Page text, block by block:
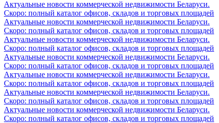
Актуальные новости коммерческой недвижимости Беларуси.
Скоро: полный каталог офисов, складов и торговых площадей
Актуальные новости коммерческой недвижимости Беларуси.
Скоро: полный каталог офисов, складов и торговых площадей
Актуальные новости коммерческой недвижимости Беларуси.
Скоро: полный каталог офисов, складов и торговых площадей
Актуальные новости коммерческой недвижимости Беларуси.
Скоро: полный каталог офисов, складов и торговых площадей
Актуальные новости коммерческой недвижимости Беларуси.
Скоро: полный каталог офисов, складов и торговых площадей
Актуальные новости коммерческой недвижимости Беларуси.
Скоро: полный каталог офисов, складов и торговых площадей
Актуальные новости коммерческой недвижимости Беларуси.
Скоро: полный каталог офисов, складов и торговых площадей